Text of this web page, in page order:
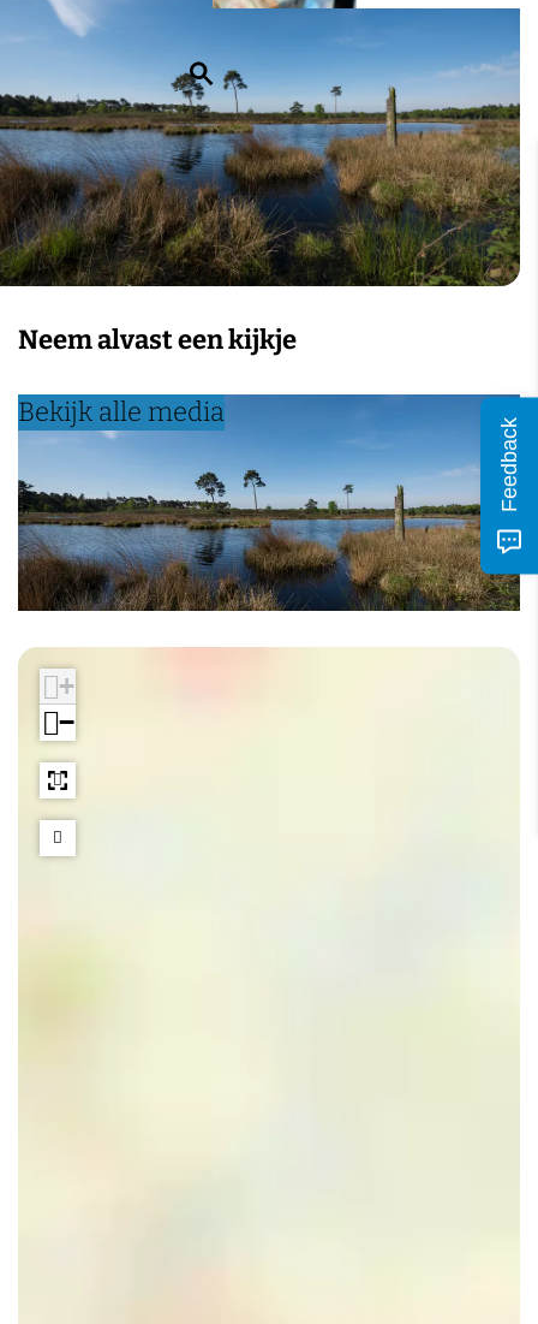
Z
o
e
k
e
n
e
n
e
n
e
n
n
e
n
Neem alvast een kijkje
Bekijk alle media
+
−
Feedback